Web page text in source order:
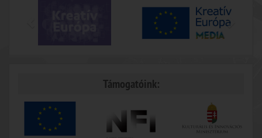
Támogatóink: